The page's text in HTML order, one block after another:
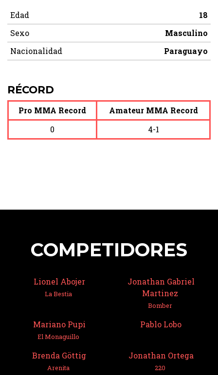
Edad
18
Sexo
Masculino
Nacionalidad
Paraguayo
RÉCORD
Pro MMA Record
Amateur MMA Record
0
4-1
COMPETIDORES
Lionel Abojer
La Bestia
Jonathan Gabriel
Martinez
Bomber
Mariano Pupi
El Monaguillo
Pablo Lobo
Brenda Göttig
Arenita
Jonathan Ortega
220